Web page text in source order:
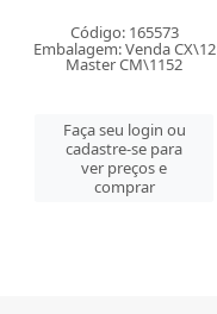
Código: 165573
Embalagem: Venda CX\12
Master CM\1152
Faça seu login ou
cadastre-se para
ver preços e
comprar